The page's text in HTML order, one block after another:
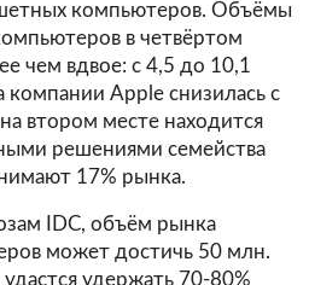
компьютеров. Объёмы
в четвёртом
чем вдвое: с 4,5 до 10,1
Apple снизилась с
втором месте находится
решениями семейства
17% рынка.
IDC, объём рынка
может достичь 50 млн.
удержать 70-80%